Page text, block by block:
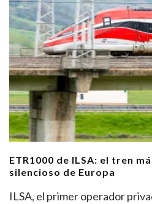
ETR1000 de ILSA: el tren
silencioso de Europa
ILSA, el primer operador